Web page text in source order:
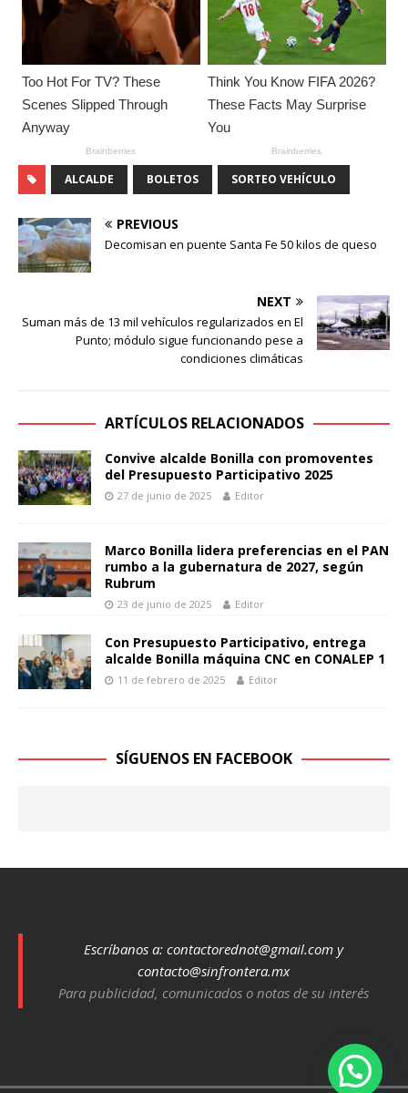
ALCALDE BOLETOS SORTEO VEHÍCULO
PREVIOUS
Decomisan en puente Santa Fe 50 kilos de queso
NEXT
Suman más de 13 mil vehículos regularizados en El
Punto; módulo sigue funcionando pese a
condiciones climáticas
ARTÍCULOS RELACIONADOS
Convive alcalde Bonilla con promoventes
del Presupuesto Participativo 2025
27 de junio de 2025 Editor
Marco Bonilla lidera preferencias en el PAN
rumbo a la gubernatura de 2027, según
Rubrum
23 de junio de 2025 Editor
Con Presupuesto Participativo, entrega
alcalde Bonilla máquina CNC en CONALEP 1
11 de febrero de 2025 Editor
SÍGUENOS EN FACEBOOK
Escríbanos a: contactorednot@gmail.comy
contacto@sinfrontera.mx
Para publicidad, comunicados o notas de su interés